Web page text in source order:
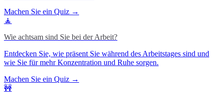
Machen Sie ein Quiz →
🧘
Wie achtsam sind Sie bei der Arbeit?
Entdecken Sie, wie präsent Sie während des Arbeitstages sind und
wie Sie für mehr Konzentration und Ruhe sorgen.
Machen Sie ein Quiz →
🚧